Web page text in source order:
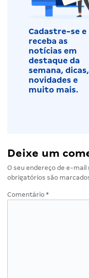
Cadastre-se e
receba as
notícias em
destaque da
semana, dicas,
novidades e
muito mais.
Deixe um
O seu endereço de e-mail
obrigatórios são
Comentário *